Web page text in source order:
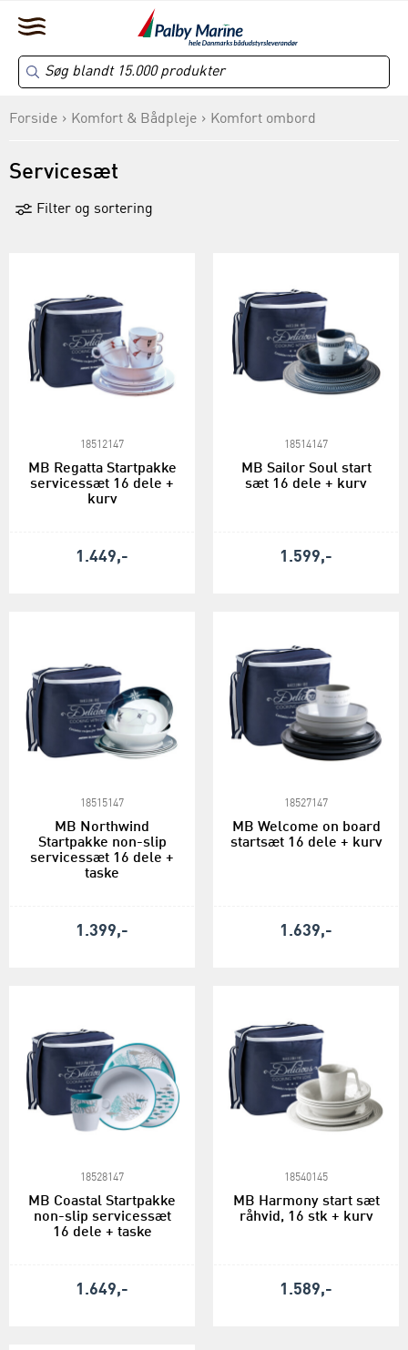
Forside Komfort & Bådpleje Komfort ombord
Servicesæt
Filter og sortering
18512147
MB Regatta Startpakke
servicessæt 16 dele +
kurv
1.449,-
18514147
MB Sailor Soul start
sæt 16 dele + kurv
1.599,-
18515147
MB Northwind
Startpakke non-slip
servicessæt 16 dele +
taske
1.399,-
18527147
MB Welcome on board
startsæt 16 dele + kurv
1.639,-
18528147
MB Coastal Startpakke
non-slip servicessæt
16 dele + taske
1.649,-
18540145
MB Harmony start sæt
råhvid, 16 stk + kurv
1.589,-